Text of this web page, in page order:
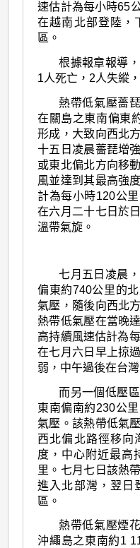
速估計為每小時65
在越南北部登陸，
區。
根據報章報導
1人死亡，2人失縱
熱帶低氣壓薔
在關島之東南偏東
形成，大致向西北
十五日凌晨薔琵增
或東北偏北方向移
風並達到其最高強
計為每小時120公
在六月二十七日於
溫帶氣旋。
七月五日凌晨
偏東約740公里的
氣壓，隨後向西北
熱帶低氣壓在當晚
高持續風速估計為
在七月六日早上掠
弱，中午過後在台
而另一個低壓
東南偏南約230公
氣壓。該熱帶低氣
西北偏北路徑移向
度，中心附近最高
里。七月七日該熱
進入北部灣，翌日
區。
熱帶低氣壓煙
沖繩島之東南約1